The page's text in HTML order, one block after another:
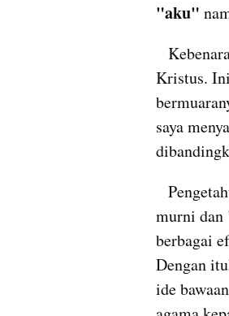
"aku"
Kristus.
saya
murni dan
berbagai
Dengan
ide